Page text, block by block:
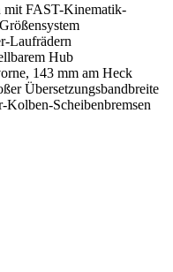
mit FAST-Kinematik-
Laufrädern
Hub
143 mm am Heck
Übersetzungsbandbreite
Kolben-Scheibenbremsen